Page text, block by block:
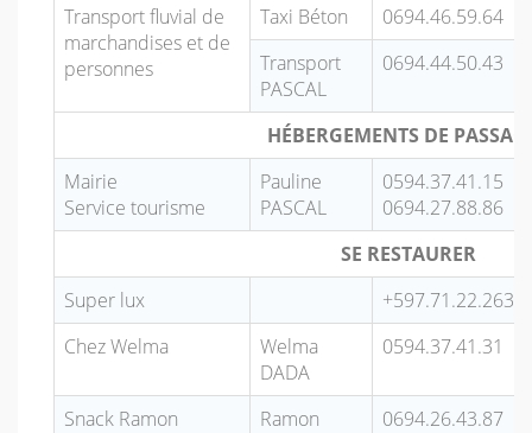
Transport fluvial de
marchandises et de
personnes
Taxi Béton
0694.46.59.64
Transport
PASCAL
0694.44.50.43
HÉBERGEMENTS DE
Mairie
Service tourisme
Pauline
PASCAL
0594.37.41.15
0694.27.88.86
SE RESTAURER
Super lux
+597.71.22.263
Chez Welma
Welma
DADA
0594.37.41.31
Snack Ramon Ramon
0694.26.43.87